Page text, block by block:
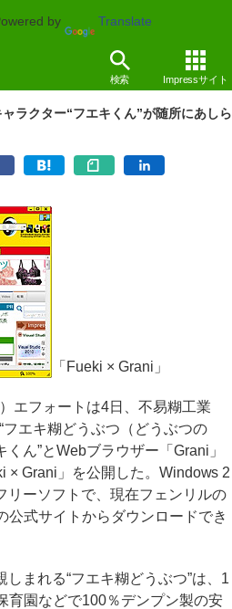
by Translate
検索 Impressサイト
た“どうぶつのり”とコラボした
ラクター“フエキくん”が随所にあしら
「Fueki × Grani」
エフォートは4日、不易糊工業
フエキ糊どうぶつ（どうぶつの
くん”とWebブラウザー「Grani」
× Grani」を公開した。Windows 2
リーソフトで、現在フェンリルの
公式サイトからダウンロードでき
まれる“フエキ糊どうぶつ”は、1
育園などで100％デンプン製の安